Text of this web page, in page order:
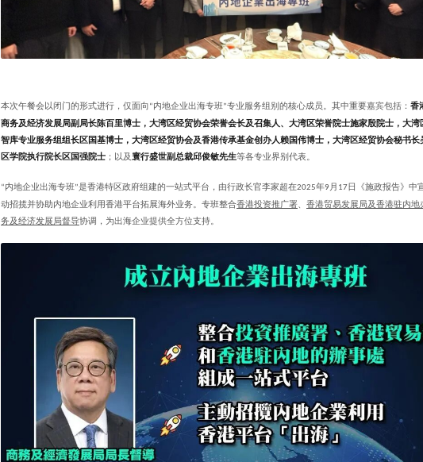
本次午餐会以闭门的形式进行，仅面向“内地企业出海专班”专业服务组别的核心成员。其中重要嘉宾包括： 香
商务及经济发展局副局长陈百里博士，大湾区经贸协会荣誉会长及召集人、大湾区荣誉院士施家殷院士，大湾
智库专业服务组组长区国基博士，大湾区经贸协会及香港传承基金创办人赖国伟博士，大湾区经贸协会秘书长
区学院执行院长区国强院士 ；以及寰行盛世副总裁邱俊敏先生等各专业界别代表。
“内地企业出海专班”是香港特区政府组建的一站式平台，由行政长官李家超在2025年9月 17日《施政报告》中
动招揽并协助内地企业利用香港平台拓展海外业务。专班整合香港投资推广署 香港贸易发展局及香港驻内地
务及经济发展局督导协调，为出海企业提供全方位支持。